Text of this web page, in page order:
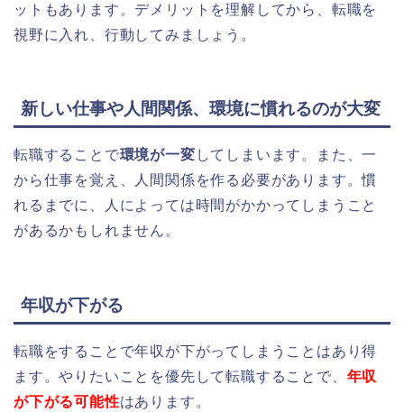
ットもあります。デメリットを理解してから、転職を
視野に入れ、行動してみましょう。
新しい仕事や人間関係、環境に慣れるのが大変
転職することで環境が一変 してしまいます。また、一
から仕事を覚え、人間関係を作る必要があります。慣
れるまでに、人によっては時間がかかってしまうこと
があるかもしれません。
年収が下がる
転職をすることで年収が下がってしまうことはあり得
ます。やりたいことを優先して転職することで、 年収
が下がる可能性はあります。